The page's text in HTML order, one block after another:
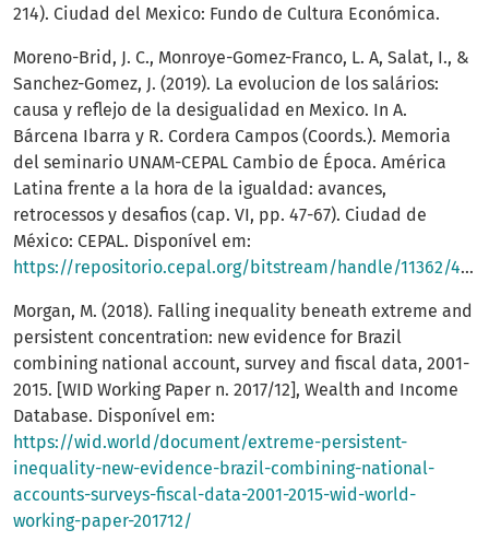
214). Ciudad del Mexico: Fundo de Cultura Económica.
Moreno-Brid, J. C., Monroye-Gomez-Franco, L. A, Salat, I., &
Sanchez-Gomez, J. (2019). La evolucion de los salários:
causa y reflejo de la desigualidad en Mexico. In A.
Bárcena Ibarra y R. Cordera Campos (Coords.). Memoria
del seminario UNAM-CEPAL Cambio de Época. América
Latina frente a la hora de la igualdad: avances,
retrocessos y desafios (cap. VI, pp. 47-67). Ciudad de
México: CEPAL. Disponível em:
https://repositorio.cepal.org/bitstream/handle/11362/44800/1/S1900813_es.pdf
Morgan, M. (2018). Falling inequality beneath extreme and
persistent concentration: new evidence for Brazil
combining national account, survey and fiscal data, 2001-
2015. [WID Working Paper n. 2017/12], Wealth and Income
Database. Disponível em:
https://wid.world/document/extreme-persistent-
inequality-new-evidence-brazil-combining-national-
accounts-surveys-fiscal-data-2001-2015-wid-world-
working-paper-201712/